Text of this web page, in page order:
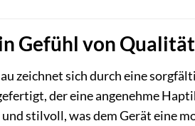
Gefühl von Qualität
zeichnet sich durch eine
der eine angenehme
stilvoll, was dem Gerät eine